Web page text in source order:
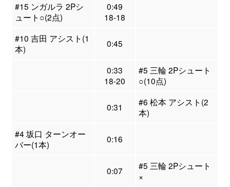
#15 ンガルラ 2Pシ
ュート○(2点)
0:49
18-18
#10 吉田 アシスト(1
本)
0:45
0:33
18-20
#5 三輪 2Pシュート
○(10点)
0:31
#6 松本 アシスト(2
本)
#4 坂口 ターンオー
バー(1本)
0:16
0:07
#5 三輪 2Pシュート
×